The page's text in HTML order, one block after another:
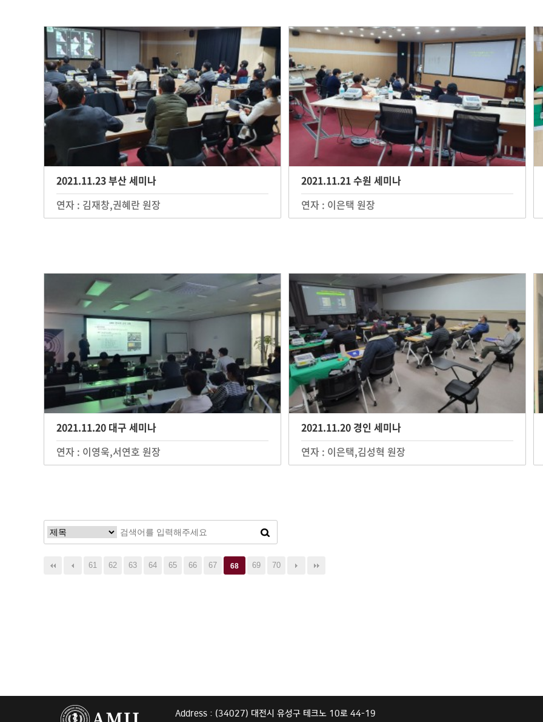
2021.11.23 부산 세미나
연자 : 김재창,권혜란 원장
2021.11.21 수원 세미나
연자 : 이은택 원장
2021.11.20 대구 세미나
연자 : 이영욱,서연호 원장
2021.11.20 경인 세미나
연자 : 이은택,김성혁 원장
61 62 63 64 65 66 67 68 69 70
Address : (34027) 대전시 유성구 테크노 10로 44-19